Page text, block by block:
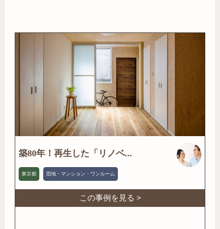
築80年！再生した「リノベ...
東京都 団地・マンション・ワンルーム
この事例を見る >